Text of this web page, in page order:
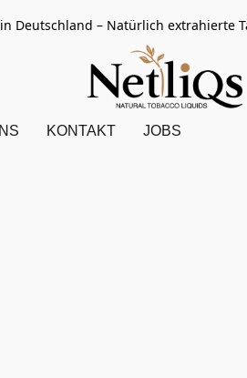
Deutschland – Natürlich extrahierte
KONTAKT JOBS